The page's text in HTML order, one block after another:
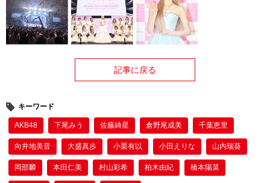
記事に戻る
キーワード
AKB48 下尾みう 佐藤綺星 倉野尾成美 千葉恵里
向井地美⾳ ⼤盛真歩 小栗有以 小田えりな ⼭内瑞葵
岡部麟 本田仁美 村⼭彩希 柏⽊由紀 橋本陽菜